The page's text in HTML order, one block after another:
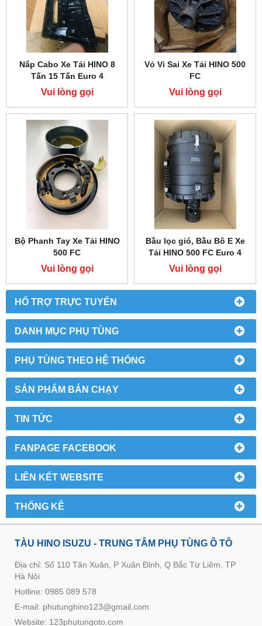
HỔ TRỢ TRỰC TUYẾN
DANH MỤC PHỤ TÙNG
PHỤ TÙNG THEO HỆ THỐNG
SẢN PHẨM BÁN CHẠY
TIN TỨC
FANPAGE FACEBOOK
LIÊN KẾT WEBSITE
THỐNG KÊ
Nắp Cabo Xe Tải HINO 8
Tấn 15 Tấn Euro 4
Vui lòng gọi
Vỏ Vi Sai Xe Tải HINO 500
FC
Vui lòng gọi
Bộ Phanh Tay Xe Tải HINO
500 FC
Vui lòng gọi
Bầu lọc gió, Bầu Bô E Xe
Tải HINO 500 FC Euro 4
Vui lòng gọi
TÀU HINO ISUZU - TRUNG TÂM PHỤ TÙNG Ô TÔ
Địa chỉ: Số 110 Tân Xuân, P Xuân Đỉnh, Q Bắc Từ Liêm, TP
Hà Nội
Hotline: 0985 089 578
E-mail: phutunghino123@gmail.com
Website: 123phutungoto.com